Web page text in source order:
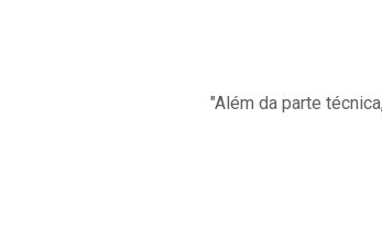
"Além da parte